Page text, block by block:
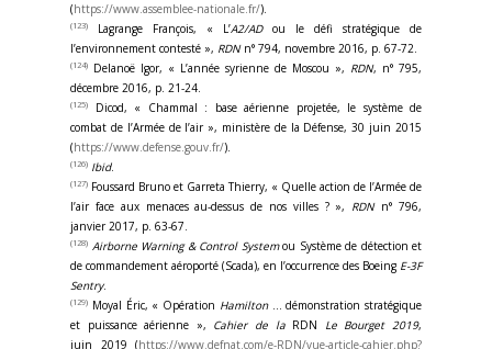
(https://www.assemblee-nationale.fr/).
(123) Lagrange François, « L’A2/ADou le défi stratégique de
l’environnement contesté », RDNn° 794, novembre 2016, p. 67-72.
(124) Delanoë Igor, « L’année syrienne de Moscou », RDN, n° 795,
décembre 2016, p. 21-24.
(125)
Dicod, « Chammal : base aérienne projetée, le système de
combat de l’Armée de l’air », ministère de la Défense, 30 juin 2015
(https://www.defense.gouv.fr/).
(126) Ibid.
(127) Foussard Bruno et Garreta Thierry, « Quelle action de l’Armée de
l’air face aux menaces au-dessus de nos villes ? », RDNn° 796,
janvier 2017, p. 63-67.
(128) Airborne Warning & Control Systemou Système de détection et
de commandement aéroporté (Scada), en l’occurrence des Boeing E-3F
Sentry.
(129) Moyal Éric, « Opération Hamilton… démonstration stratégique
et puissance aérienne », Cahier de la RDN Le Bourget 2019,
juin 2019 (https://www.defnat.com/e-RDN/vue-article-cahier.php?